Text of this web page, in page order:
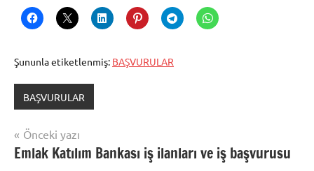
Şununla etiketlenmiş: BAŞVURULAR
BAŞVURULAR
Yazı
gezinmesi
Önceki yazı
Emlak Katılım Bankası iş ilanları ve iş başvurusu